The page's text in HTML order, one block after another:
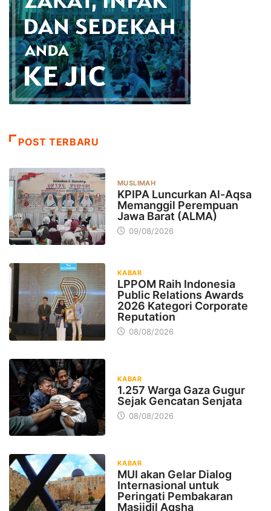
POST TERBARU
MUSLIMAH
KPIPA Luncurkan Al-Aqsa
Memanggil Perempuan
Jawa Barat (ALMA)
09/08/2026
KABAR
LPPOM Raih Indonesia
Public Relations Awards
2026 Kategori Corporate
Reputation
08/08/2026
KABAR
1.257 Warga Gaza Gugur
Sejak Gencatan Senjata
08/08/2026
KABAR
MUI akan Gelar Dialog
Internasional untuk
Peringati Pembakaran
Masjidil Aqsha